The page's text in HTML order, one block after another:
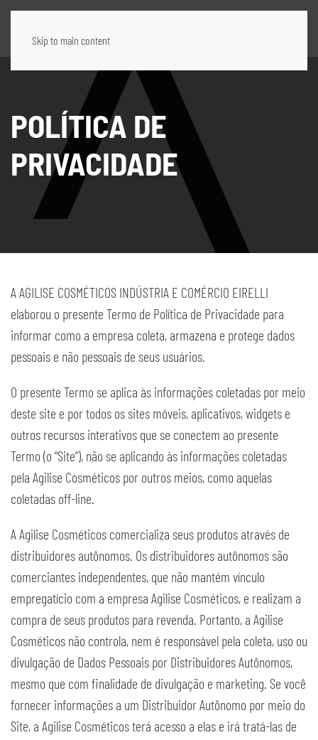
Skip to main content
POLÍTICA DE
PRIVACIDADE
A AGILISE COSMÉTICOS INDÚSTRIA E COMÉRCIO EIRELLI
elaborou o presente Termo de Política de Privacidade para
informar como a empresa coleta, armazena e protege dados
pessoais e não pessoais de seus usuários.
O presente Termo se aplica às informações coletadas por meio
deste site e por todos os sites móveis, aplicativos, widgets e
outros recursos interativos que se conectem ao presente
Termo (o “Site”), não se aplicando às informações coletadas
pela Agilise Cosméticos por outros meios, como aquelas
coletadas off-line.
A Agilise Cosméticos comercializa seus produtos através de
distribuidores autônomos. Os distribuidores autônomos são
comerciantes independentes, que não mantém vínculo
empregatício com a empresa Agilise Cosméticos, e realizam a
compra de seus produtos para revenda. Portanto, a Agilise
Cosméticos não controla, nem é responsável pela coleta, uso ou
divulgação de Dados Pessoais por Distribuidores Autônomos,
mesmo que com finalidade de divulgação e marketing. Se você
fornecer informações a um Distribuidor Autônomo por meio do
Site, a Agilise Cosméticos terá acesso a elas e irá tratá-las de